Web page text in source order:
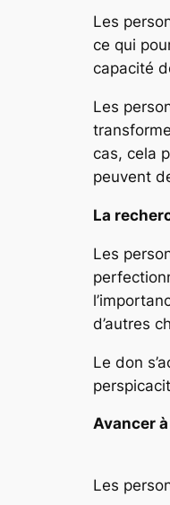
Les
ce qui
capacité
Les
cas, cela
peuvent
La
Les
d’autres
Le don
Avancer
Les